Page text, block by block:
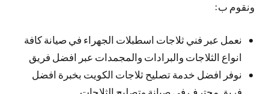
ونقوم ب:
نعمل عبر فني ثلاجات اسطبلات الجهراء في صيانة كافة
انواع الثلاجات والبرادات والمجمدات عبر افضل فريق
نوفر افضل خدمة تصليح ثلاجات الكويت بخبرة افضل
فريق محترف في صيانة وتصليح الثلاجات